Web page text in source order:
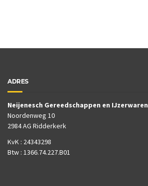
ADRES
Neijenesch Gereedschappen en IJzerwaren
Noordenweg 10
2984 AG Ridderkerk
KvK : 24343298
Btw : 1366.74.227.B01